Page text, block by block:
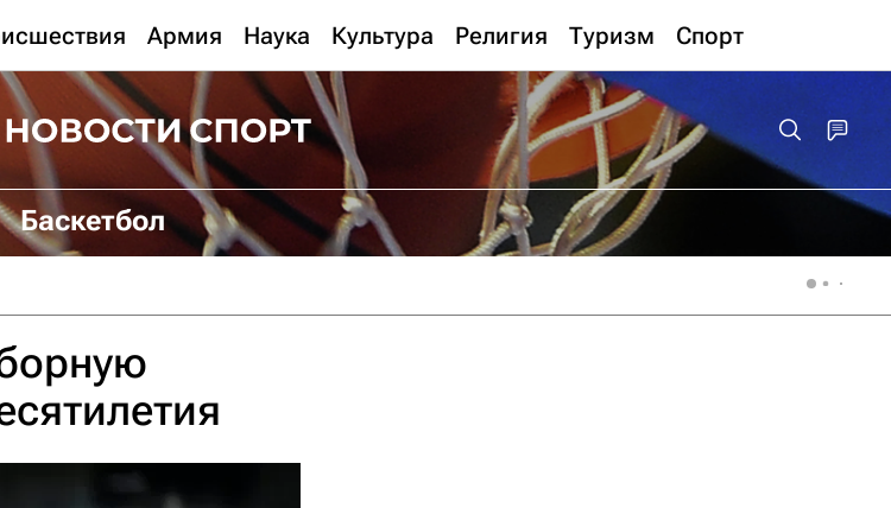
Армия Наука Культура Религия Туризм Спорт
Баскетбол